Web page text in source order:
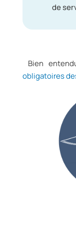
de
Bien
obligatoires